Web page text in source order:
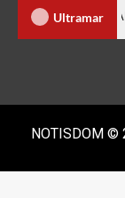
Ultramar
participa en la
NOTISDOM ©